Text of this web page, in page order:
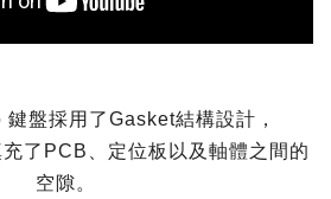
盤採用了Gasket結構設計，
了PCB、定位板以及軸體之間的
空隙。